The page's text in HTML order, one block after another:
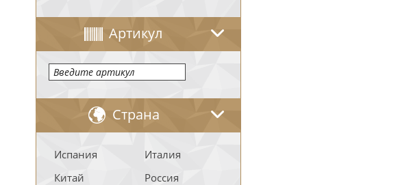
Артикул
Страна
Испания
Италия
Китай
Россия